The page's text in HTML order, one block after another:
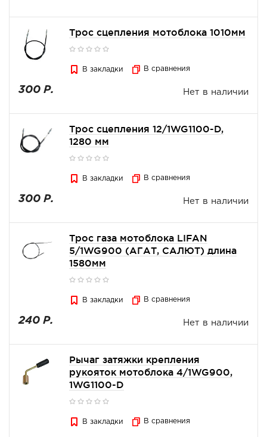
Трос сцепления мотоблока 1010мм
В закладки В сравнения
300 Р. Нет в наличии
Трос сцепления 12/1WG1100-D,
1280 мм
В закладки В сравнения
300 Р. Нет в наличии
Трос газа мотоблока LIFAN
5/1WG900 (АГАТ, САЛЮТ) длина
1580мм
В закладки В сравнения
240 Р. Нет в наличии
Рычаг затяжки крепления
рукояток мотоблока 4/1WG900,
1WG1100-D
В закладки В сравнения